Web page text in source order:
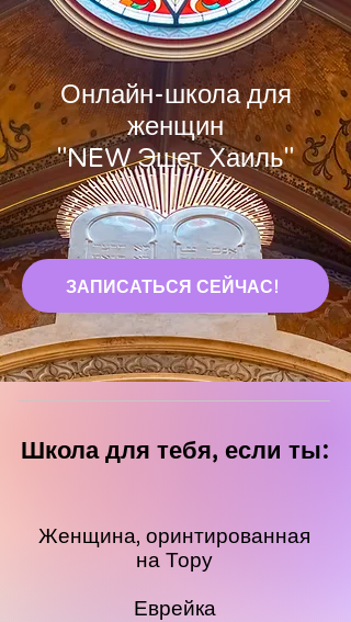
Онлайн-школа для
женщин
"NEW Эшет Хаиль"
ЗАПИСАТЬСЯ СЕЙЧАС!
Школа для тебя, если ты:
Женщина, оринтированная
на Тору
Еврейка